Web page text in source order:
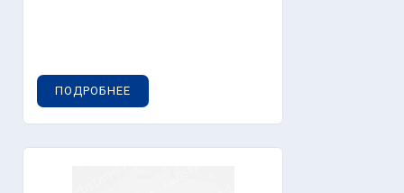
ПОДРОБНЕЕ